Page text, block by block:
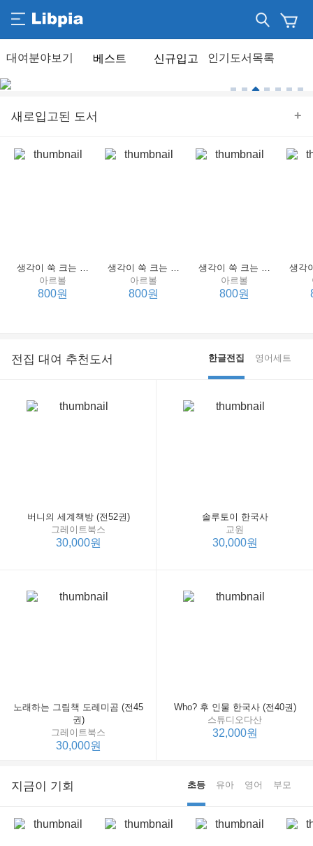
베스트 신규입고
새로입고된 도서 +
생각이 쑥 크는 세계 명작 4 : 언어 편
아르볼
800원
생각이 쑥 크는 세계 명작 3 : 언어 편
아르볼
800원
생각이 쑥 크는 세계 명작 2 : 언어 편
아르볼
800원
전집 대여 추천도서 한글전집 영어세트
버니의 세계책방 (전52권)
그레이트북스
30,000원
솔루토이 한국사
교원
30,000원
노래하는 그림책 도레미곰 (전45
권)
그레이트북스
30,000원
Who? 후 인물 한국사 (전40권)
스튜디오다산
32,000원
지금이 기회 초등 유아 영어 부모